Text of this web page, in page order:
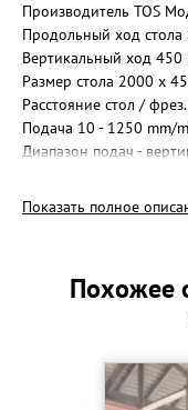
Производитель TOS
Продольный ход
Вертикальный ход 450
Размер стола 2000 x
Расстояние стол /
Подача 10 - 1250 mm/
Диапазон подач -
Масса станка 5,1 т
Показать полное
Похожее